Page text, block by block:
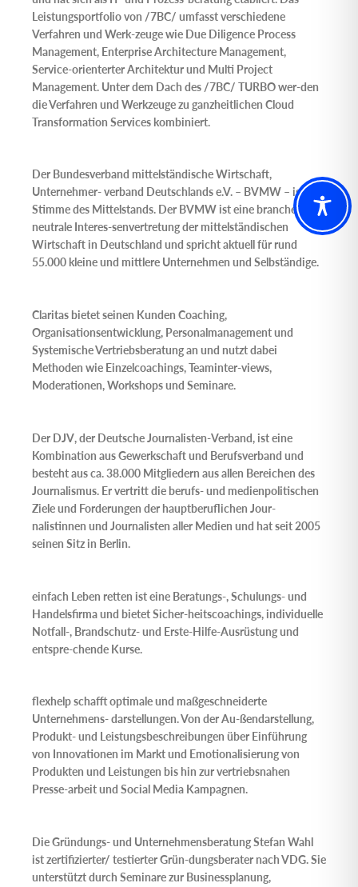
Leistungsportfolio von /7BC/ umfasst verschiedene
Verfahren und Werk-zeuge wie Due Diligence Process
Management, Enterprise Architecture Management,
Service-orienterter Architektur und Multi Project
Management. Unter dem Dach des /7BC/ TURBO wer-den
die Verfahren und Werkzeuge zu ganzheitlichen Cloud
Transformation Services kombiniert.
Der Bundesverband mittelständische Wirtschaft,
Unternehmer- verband Deutschlands e.V. – BVMW – ist die
Stimme des Mittelstands. Der BVMW ist eine branchen-
neutrale Interes-senvertretung der mittelständischen
Wirtschaft in Deutschland und spricht aktuell für rund
55.000 kleine und mittlere Unternehmen und Selbständige.
Claritas bietet seinen Kunden Coaching,
Organisationsentwicklung, Personalmanagement und
Systemische Vertriebsberatung an und nutzt dabei
Methoden wie Einzelcoachings, Teaminter-views,
Moderationen, Workshops und Seminare.
Der DJV, der Deutsche Journalisten-Verband, ist eine
Kombination aus Gewerkschaft und Berufsverband und
besteht aus ca. 38.000 Mitgliedern aus allen Bereichen des
Journalismus. Er vertritt die berufs- und medienpolitischen
Ziele und Forderungen der hauptberuflichen Jour-
nalistinnen und Journalisten aller Medien und hat seit 2005
seinen Sitz in Berlin.
einfach Leben retten ist eine Beratungs-, Schulungs- und
Handelsfirma und bietet Sicher-heitscoachings, individuelle
Notfall-, Brandschutz- und Erste-Hilfe-Ausrüstung und
entspre-chende Kurse.
flexhelpschafft optimale und maßgeschneiderte
Unternehmens- darstellungen. Von der Au-ßendarstellung,
Produkt- und Leistungsbeschreibungen über Einführung
von Innovationen im Markt und Emotionalisierung von
Produkten und Leistungen bis hin zur vertriebsnahen
Presse-arbeit und Social Media Kampagnen.
DieGründungs- und Unternehmensberatung Stefan Wahl
ist zertifizierter/ testierter Grün-dungsberater nach VDG. Sie
unterstützt durch Seminare zur Businessplanung,